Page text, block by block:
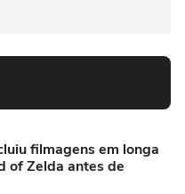
filmagens em longa
of Zelda antes de